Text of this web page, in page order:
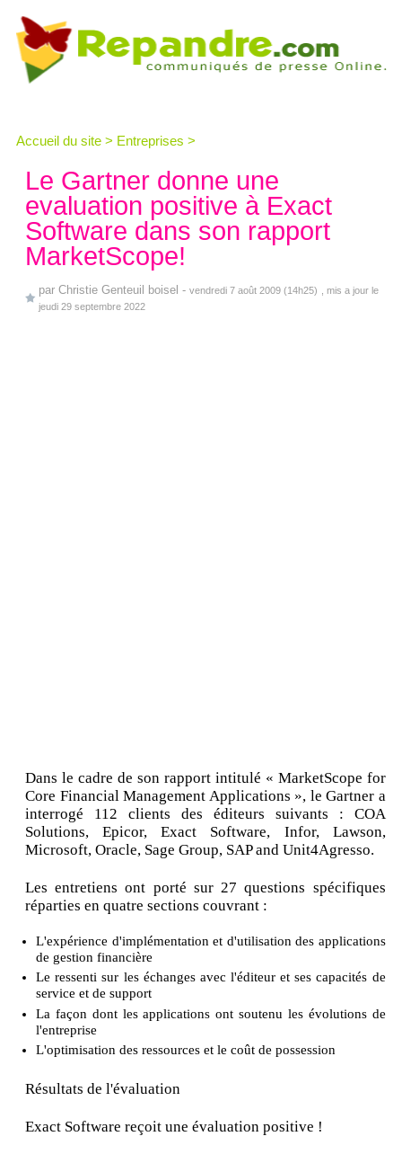
Accueil du site > Entreprises >
Le Gartner donne une
evaluation positive à Exact
Software dans son rapport
MarketScope!
par Christie Genteuil boisel - vendredi 7 août 2009 (14h25)
, mis a jour le
jeudi 29 septembre 2022
Dans le cadre de son rapport intitulé « MarketScope for
Core Financial Management Applications », le Gartner a
interrogé 112 clients des éditeurs suivants : COA
Solutions, Epicor, Exact Software, Infor, Lawson,
Microsoft, Oracle, Sage Group, SAP and Unit4Agresso.
Les entretiens ont porté sur 27 questions spécifiques
réparties en quatre sections couvrant :
L'expérience d'implémentation et d'utilisation des applications
de gestion financière
Le ressenti sur les échanges avec l'éditeur et ses capacités de
service et de support
La façon dont les applications ont soutenu les évolutions de
l'entreprise
L'optimisation des ressources et le coût de possession
Résultats de l'évaluation
Exact Software reçoit une évaluation positive !